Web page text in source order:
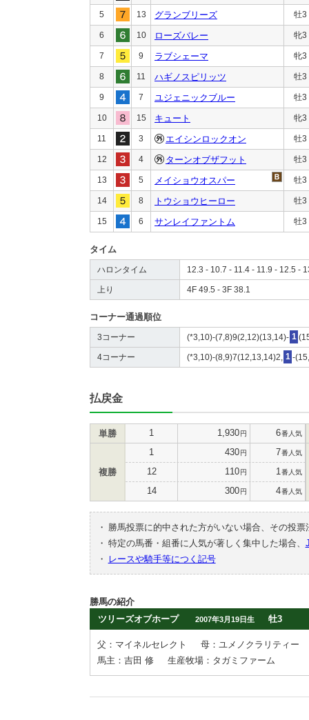
5 13 グランブリーズ 牡3
6 10 ローズバレー 牝3
7 9 ラブシェーマ 牝3
8 11 ハギノスピリッツ 牡3
9 7 ユジェニックブルー 牡3
10 15 キュート 牝3
11 3 エイシンロックオン 牡3
12 4 ターンオブザフット 牡3
13 5 メイショウオスパー 牡3
14 8 トウショウヒーロー 牡3
15 6 サンレイファントム 牡3
タイム
ハロンタイム 12.3 - 10.7 - 11.4 - 11.9 - 12.5 -
上り 4F 49.5 - 3F 38.1
コーナー通過順位
3コーナー (*3,10)-(7,8)9(2,12)(13,14)- 1
4コーナー (*3,10)-(8,9)7(12,13,14)2, 1 -
払戻金
単勝 1 1,930円 6番人気
複勝
1 430円 7番人気
12 110円 1 番人気
14 300円 4番人気
・
勝馬投票に的中された方がいない場合、その投
・ 特定の馬番・組番に人気が著しく集中した場合、
・
レースや騎手等につく記号
勝馬の紹介
ツリーズオブホープ
2007年3月19日生 牡3
父：マイネルセレクト
母：ユメノクラリティー
馬主：吉田 修
生産牧場：タガミファーム